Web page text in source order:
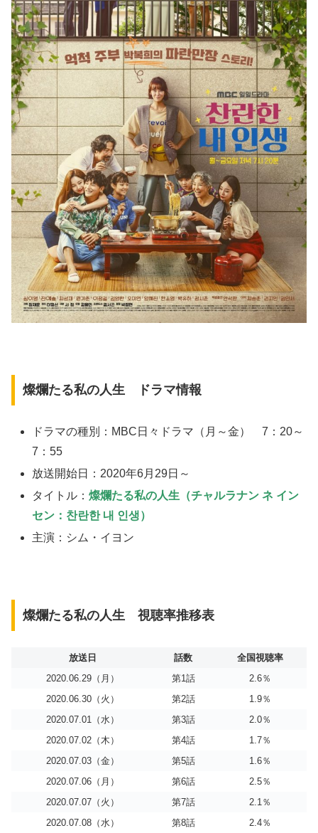
燦爛たる私の人生 ドラマ情報
ドラマの種別：MBC日々ドラマ（月～金） 7：20～
7：55
放送開始日：2020年6月29日～
タイトル：燦爛たる私の人生（チャルラナン ネ イン
セン：찬란한 내 인생）
主演：シム・イヨン
燦爛たる私の人生 視聴率推移表
放送日 話数
全国視聴率
2020.06.29（月）
第1話
2.6％
2020.06.30（火）
第2話
1.9％
2020.07.01（水）
第3話
2.0％
2020.07.02（木）
第4話
1.7％
2020.07.03（金）
第5話
1.6％
2020.07.06（月）
第6話
2.5％
2020.07.07（火）
第7話
2.1％
2020.07.08（水）
第8話 2.4％